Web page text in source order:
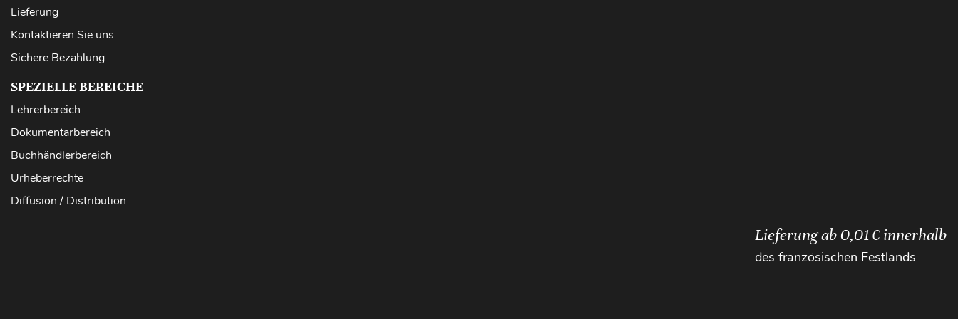
Lieferung
Kontaktieren Sie uns
Sichere Bezahlung
SPEZIELLE BEREICHE
Lehrerbereich
Dokumentarbereich
Buchhändlerbereich
Urheberrechte
Diffusion / Distribution
Lieferung ab 0,01 € innerhalb
des französischen Festlands